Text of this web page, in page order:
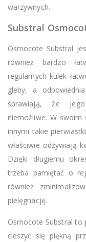
warzywnych.
Substral
Osmocote Substral
również bardzo
regularnych kulek
gleby, a
sprawiają, że jego
niemożliwe. W swoim
innymi takie
właściwie odżywiają
Dzięki długiemu
trzeba pamiętać o
również
pielęgnację.
Osmocote Substral to
cieszyć się piękną